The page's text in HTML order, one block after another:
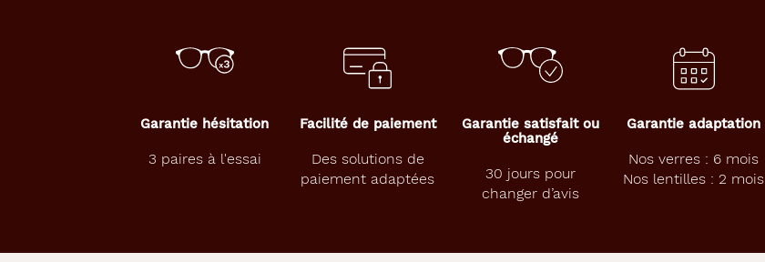
a
Garantie hésitation
3 paires à l'essai
Facilité de paiement
Des solutions de
paiement adaptées
Garantie satisfait ou
échangé
30 jours pour
changer d’avis
Garantie adaptation
Nos verres : 6 mois
Nos lentilles : 2 mois